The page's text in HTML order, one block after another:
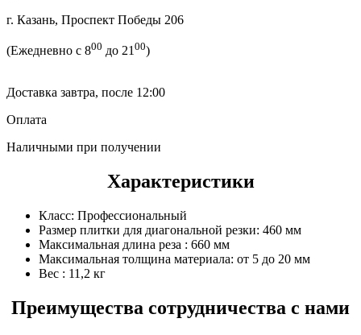
г. Казань, Проспект Победы 206
(Ежедневно с 800 до 21 00)
Доставка завтра, после 12:00
Оплата
Наличными при получении
Характеристики
Класс: Профессиональный
Размер плитки для диагональной резки: 460 мм
Максимальная длина реза : 660 мм
Максимальная толщина материала: от 5 до 20 мм
Вес : 11,2 кг
Преимущества сотрудничества с нами